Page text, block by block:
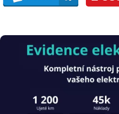
Obrázek